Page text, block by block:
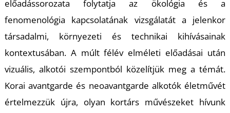
előadássorozata folytatja az ökológia és a
fenomenológia kapcsolatának vizsgálatát a jelenkor
társadalmi, környezeti és technikai kihívásainak
kontextusában. A múlt félév elméleti előadásai után
vizuális, alkotói szempontból közelítjük meg a témát.
Korai avantgarde és neoavantgarde alkotók életművét
értelmezzük újra, olyan kortárs művészeket hívunk